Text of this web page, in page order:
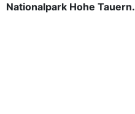
Nationalpark Hohe Tauern.